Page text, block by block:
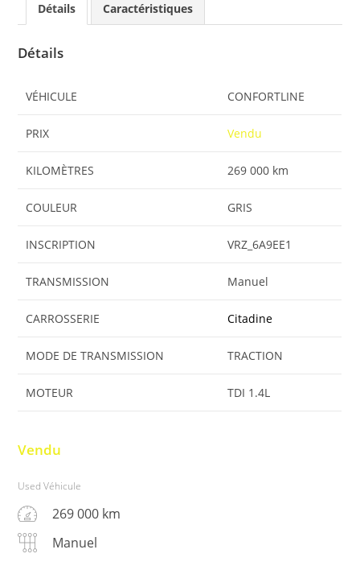
Détails Caractéristiques
Détails
VÉHICULE CONFORTLINE
PRIX Vendu
KILOMÈTRES 269 000 km
COULEUR GRIS
INSCRIPTION VRZ_6A9EE1
TRANSMISSION Manuel
CARROSSERIE Citadine
MODE DE TRANSMISSION TRACTION
MOTEUR TDI 1.4L
Vendu
Used Véhicule
269 000 km
Manuel